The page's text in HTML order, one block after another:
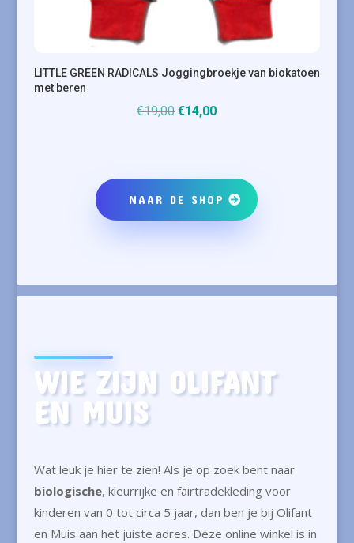
LITTLE GREEN RADICALS Joggingbroekje van biokatoen
met beren
€19,00Oorspronkelijke
€14,00Huidige
NAAR DE SHOP
WIE ZIJN OLIFANT
EN MUIS
Wat leuk je hier te zien! Als je op zoek bent naar
biologische, kleurrijke en fairtradekleding voor
kinderen van 0 tot circa 5 jaar, dan ben je bij Olifant
en Muis aan het juiste adres. Deze online winkel is in